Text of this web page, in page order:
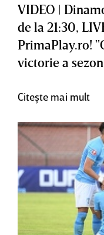
VIDEO |
de la 21:30,
PrimaPlay.ro!
victorie a
Citește mai mult